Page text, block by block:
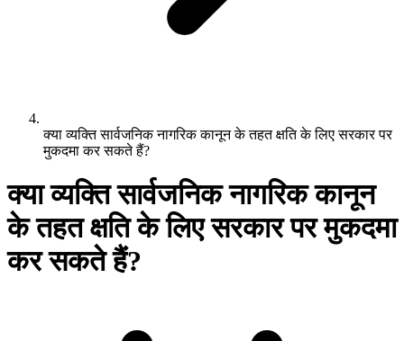
क्या व्यक्ति सार्वजनिक नागरिक कानून के तहत क्षति के लिए सरकार पर
मुकदमा कर सकते हैं?
क्या व्यक्ति सार्वजनिक नागरिक कानून
के तहत क्षति के लिए सरकार पर मुकदमा
कर सकते हैं?